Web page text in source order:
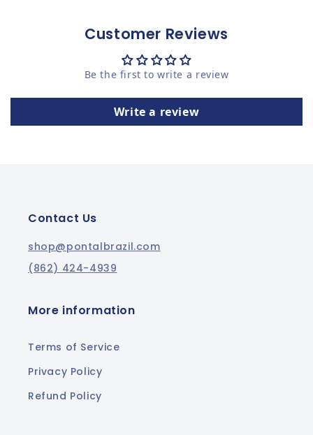
Customer Reviews
Be the first to write a review
Write a review
Contact Us
shop@pontalbrazil.com
(862) 424-4939
More information
Terms of Service
Privacy Policy
Refund Policy